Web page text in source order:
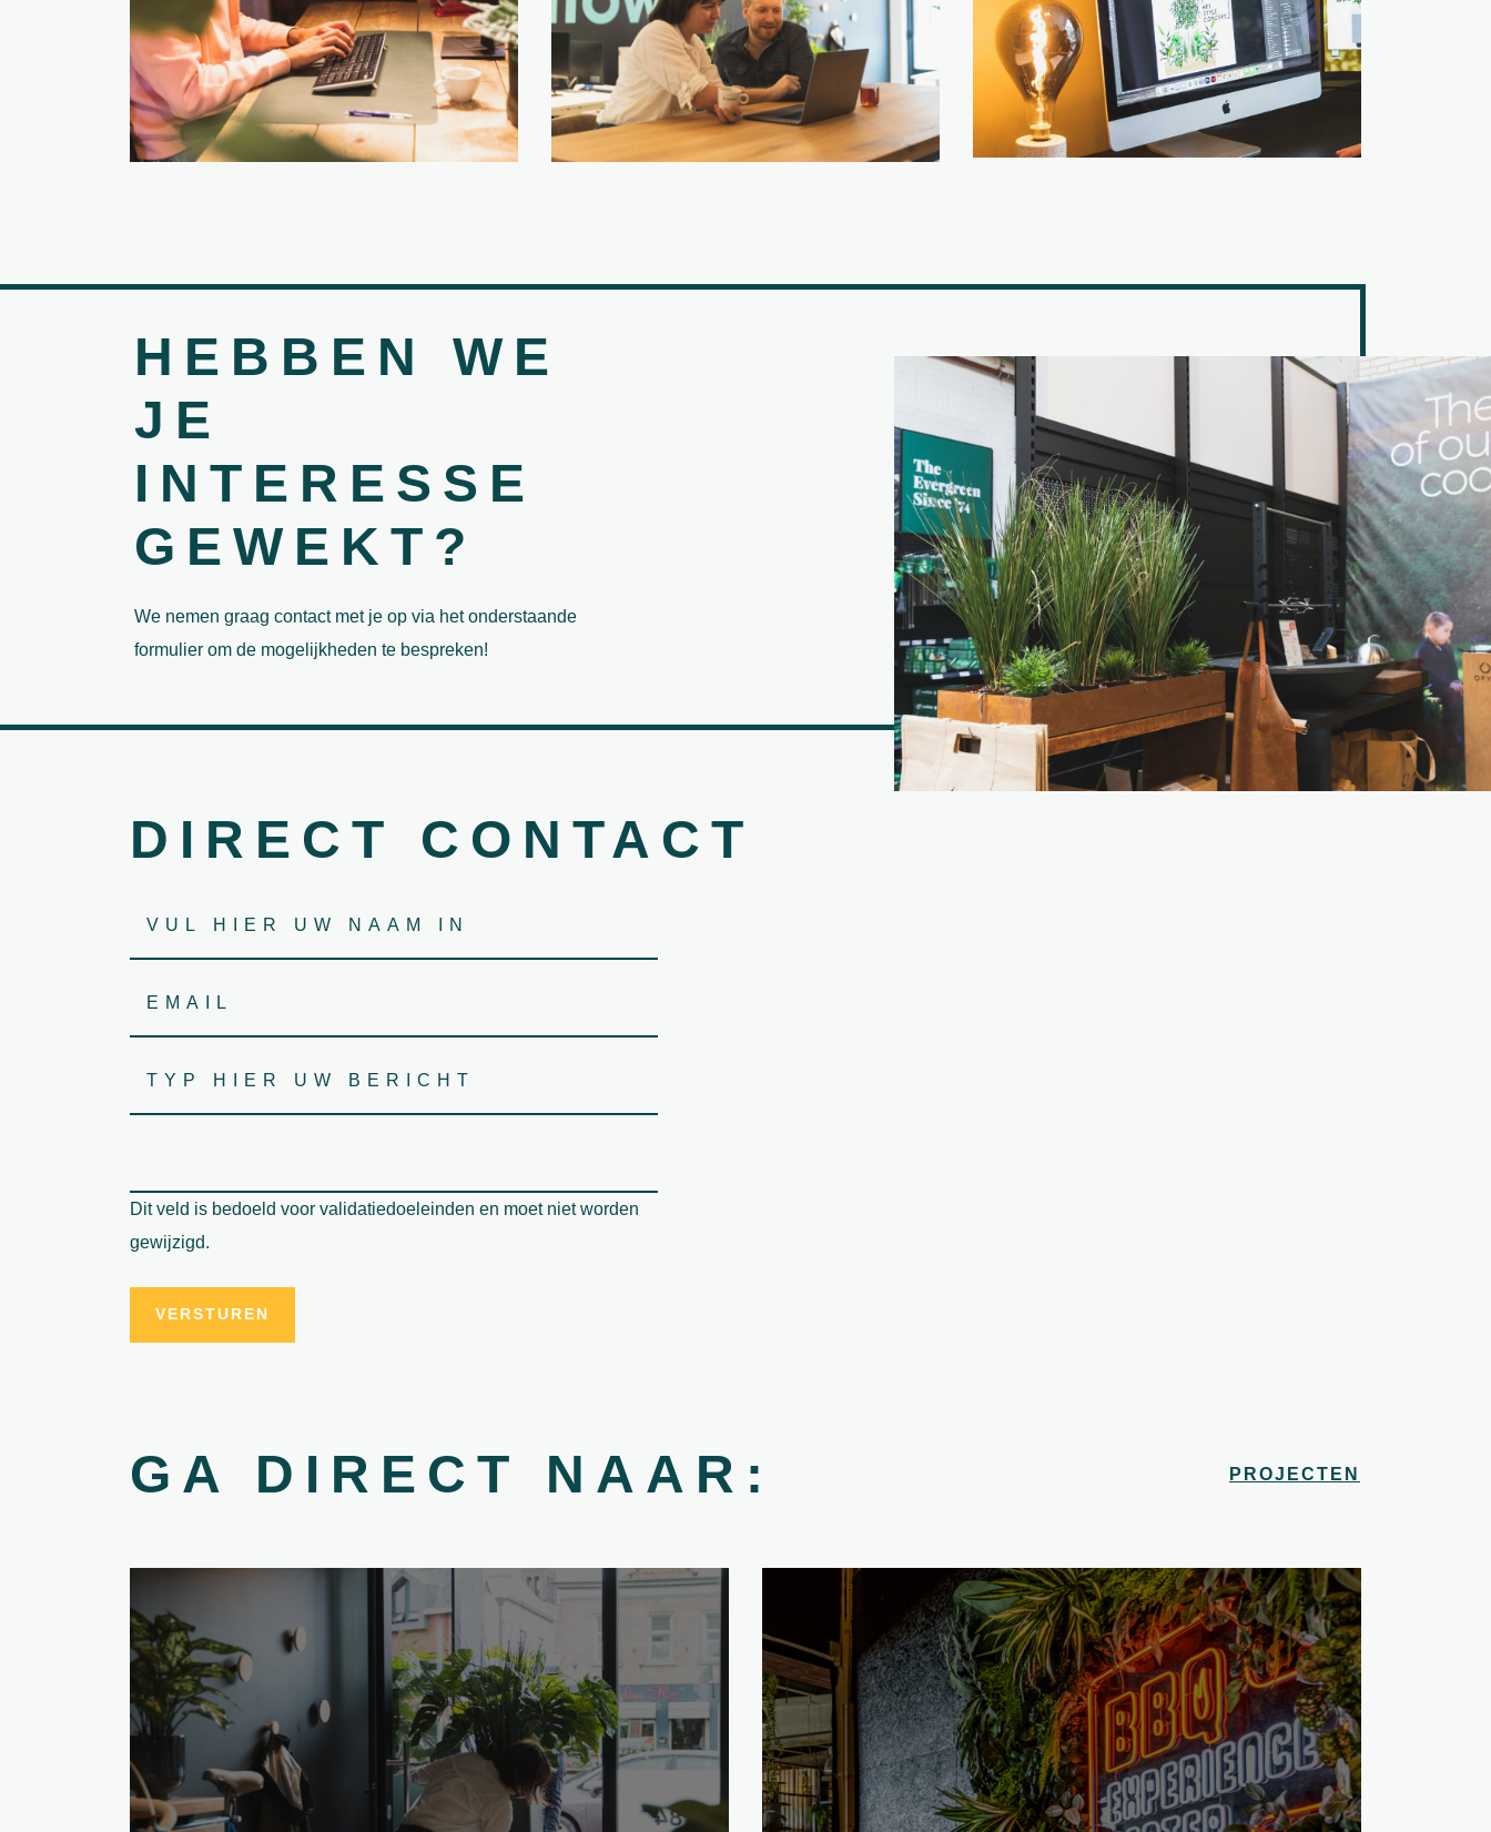
HEBBEN WE
JE
INTERESSE
GEWEKT?
We nemen graag contact met je op via het onderstaande
formulier om de mogelijkheden te bespreken!
DIRECT CONTACT
Dit veld is bedoeld voor validatiedoeleinden en moet niet worden
gewijzigd.
GA DIRECT NAAR: PROJECTEN